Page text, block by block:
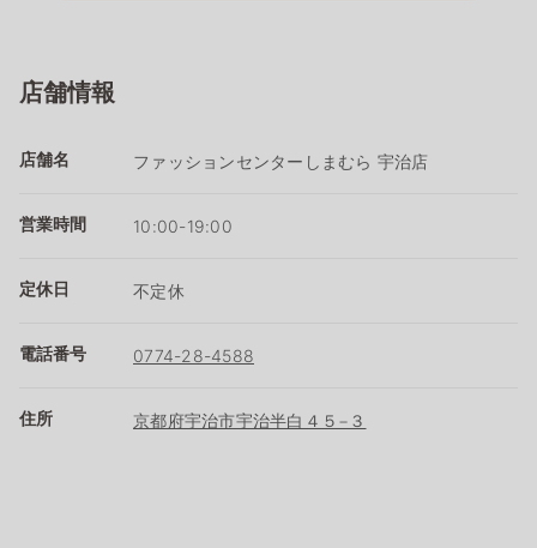
店舗情報
店舗名 ファッションセンターしまむら 宇治店
営業時間 10:00-19:00
定休日 不定休
電話番号 0774-28-4588
住所 京都府宇治市宇治半白４５−３